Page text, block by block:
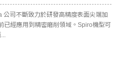
公司不斷致力於研發高精度表面尖端加
已經應用到精密磨削領域。Spiro機型可